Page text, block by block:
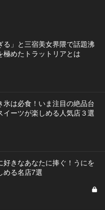
る」と三宿美女界隈で話題沸
極めたトラットリアとは
氷は必食！いま注目の絶品台
イーツが楽しめる人気店３選
好きなあなたに捧ぐ！うにを
める名店7選